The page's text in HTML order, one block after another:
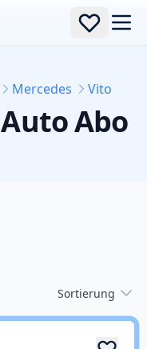
Mercedes Vito
Auto Abo
Sortierung